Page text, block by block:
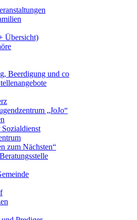
Übersicht)
Beerdigung und co
„JoJo“
zum Nächsten“